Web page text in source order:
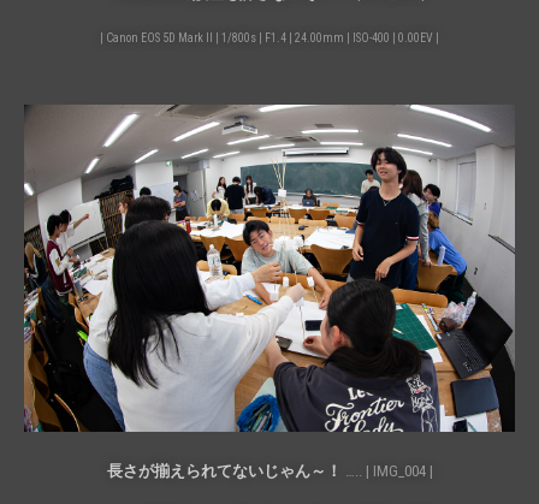
| Canon EOS 5D Mark II | 1/800s | F1.4 | 24.00mm | ISO-400 | 0.00EV |
長さが揃えられてないじゃん～！ ….. | IMG_004 |